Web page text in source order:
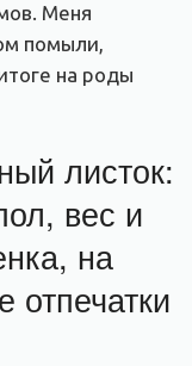
Меня
помыли,
на роды
листок:
вес и
на